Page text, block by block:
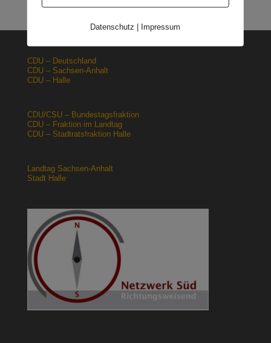
CDU – Deutschland
CDU – Sachsen-Anhalt
CDU – Halle
CDU/CSU – Bundestagsfraktion
CDU – Fraktion im Landtag
CDU – Stadtratsfraktion Halle
Landtag Sachsen-Anhalt
Stadt Halle
Datenschutz | Impressum